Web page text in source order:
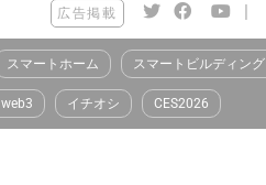
広告掲載 |
スマートホーム スマートビルディング
web3 イチオシ CES2026